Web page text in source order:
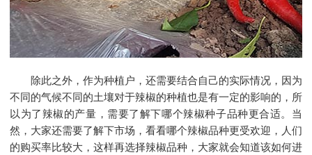
除此之外，作为种植户，还需要结合自己的实际情况，因为
不同的气候不同的土壤对于辣椒的种植也是有一定的影响的，所
以为了辣椒的产量，需要了解下哪个辣椒种子品种更合适。当
然，大家还需要了解下市场，看看哪个辣椒品种更受欢迎，人们
的购买率比较大，这样再选择辣椒品种，大家就会知道该如何进